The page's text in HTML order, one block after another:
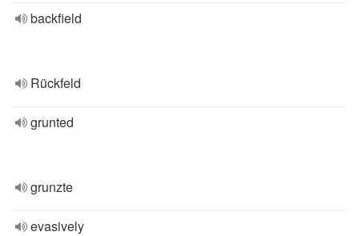
backfield
Rückfeld
grunted
grunzte
evasively